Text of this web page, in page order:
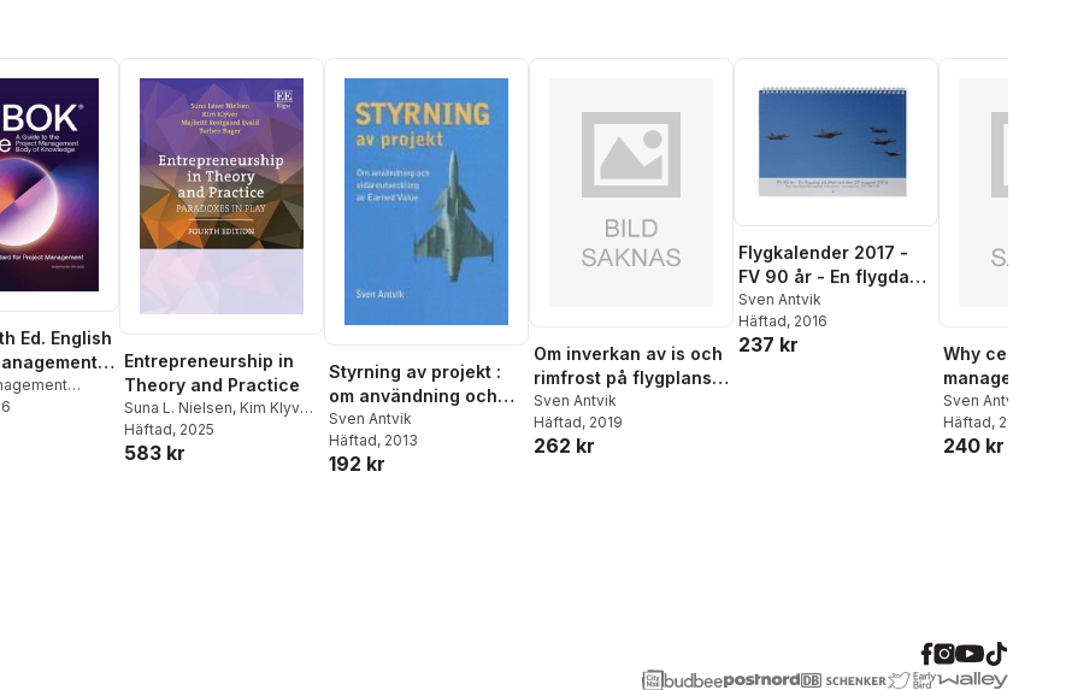
Ed. English
Entrepreneurship in
Theory and Practice
Suna L. Nielsen, Kim Klyver
Majbritt Rostgaard Evald
Torben Bager
Häftad, 2025
583 kr
Styrning av projekt :
om användning och
vidareutveckling av
Earned Value
Sven Antvik
Häftad, 2013
192 kr
Om inverkan av is och
rimfrost på flygplans
säkerhet : en
presentation och ett
examensarbete
Sven Antvik
Häftad, 2019
262 kr
Flygkalender 2017 -
FV 90 år - En flygdag
på Malmen den 27
augusti 2016
Sven Antvik
Häftad, 2016
237 kr
Why certify
managers in
multiproject
study on
of project
Sven Antvik
Häftad, 2018
240 kr